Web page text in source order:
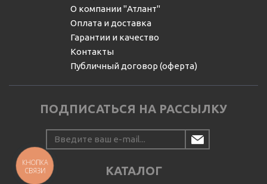
О компании "Атлант"
Оплата и доставка
Гарантии и качество
Контакты
Публичный договор (оферта)
ПОДПИСАТЬСЯ НА РАССЫЛКУ
КАТАЛОГ
КНОПКА
СВЯЗИ